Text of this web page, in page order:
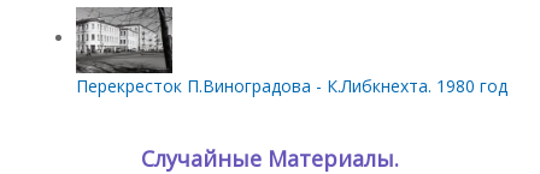
Перекресток П.Виноградова - К.Либкнехта. 1980 год
Случайные Материалы.